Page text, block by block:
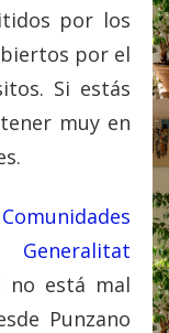
por los
por el
Si estás
muy en
no está mal
Punzano